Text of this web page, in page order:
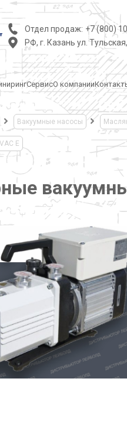
Отдел продаж: +7 (800)
РФ, г. Казань ул.
СервисО компании
Вакуумные насосы
E